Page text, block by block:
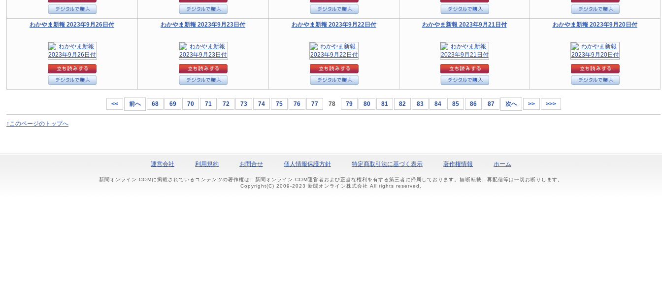
わかやま新報 2023年9月26日付 わかやま新報 2023年9月23日付 わかやま新報 2023年9月22日付 わかやま新報 2023年9月21日付 わかやま新報 2023年9月20日付
<< 前へ 68 69 70 71 72 73 74 75 76 77 78 79 80 81 82 83 84 85 86 87 次へ >> >>>
↑このページのトップへ
運営会社 利用規約 お問合せ 個人情報保護方針 特定商取引法に基づく表示 著作権情報 ホーム
新聞オンライン.COMに掲載されているコンテンツの著作権は、新聞オンライン.COM運営者および正当な権利を有する第三者に帰属しております。無断転載、再配信等は一切お断りします。
Copyright(C) 2009-2023 新聞オンライン株式会社 All rights reserved.